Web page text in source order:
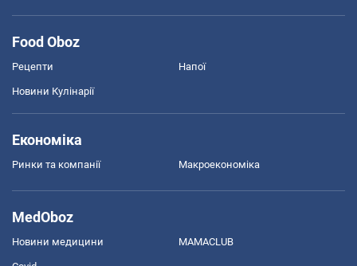
Food Oboz
Рецепти Напої
Новини Кулінарії
Економіка
Ринки та компанії Макроекономіка
MedOboz
Новини медицини MAMACLUB